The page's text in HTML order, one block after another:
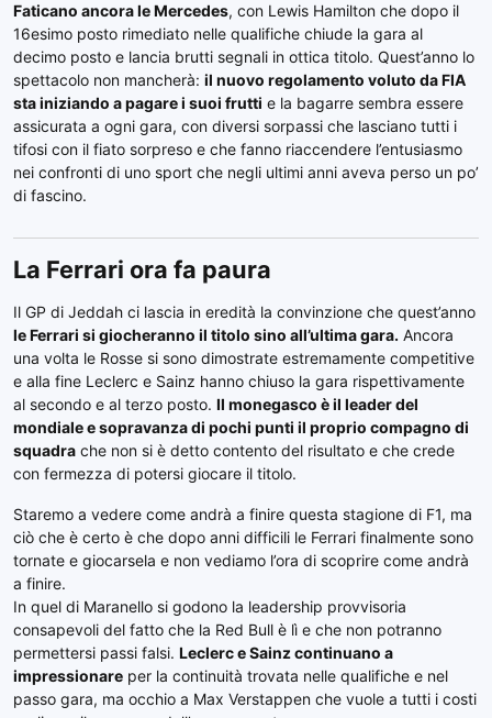
Faticano ancora le Mercedes, con Lewis Hamilton che dopo il
16esimo posto rimediato nelle qualifiche chiude la gara al
decimo posto e lancia brutti segnali in ottica titolo. Quest’anno lo
spettacolo non mancherà: il nuovo regolamento voluto da FIA
sta iniziando a pagare i suoi frutti e la bagarre sembra essere
assicurata a ogni gara, con diversi sorpassi che lasciano tutti i
tifosi con il fiato sorpreso e che fanno riaccendere l’entusiasmo
nei confronti di uno sport che negli ultimi anni aveva perso un po’
di fascino.
La Ferrari ora fa paura
Il GP di Jeddah ci lascia in eredità la convinzione che quest’anno
le Ferrari si giocheranno il titolo sino all’ultima gara. Ancora
una volta le Rosse si sono dimostrate estremamente competitive
e alla fine Leclerc e Sainz hanno chiuso la gara rispettivamente
al secondo e al terzo posto. Il monegasco è il leader del
mondiale e sopravanza di pochi punti il proprio compagno di
squadra che non si è detto contento del risultato e che crede
con fermezza di potersi giocare il titolo.
Staremo a vedere come andrà a finire questa stagione di F1, ma
ciò che è certo è che dopo anni difficili le Ferrari finalmente sono
tornate e giocarsela e non vediamo l’ora di scoprire come andrà
a finire.
In quel di Maranello si godono la leadership provvisoria
consapevoli del fatto che la Red Bull è lì e che non potranno
permettersi passi falsi. Leclerc e Sainz continuano a
impressionare per la continuità trovata nelle qualifiche e nel
passo gara, ma occhio a Max Verstappen che vuole a tutti i costi